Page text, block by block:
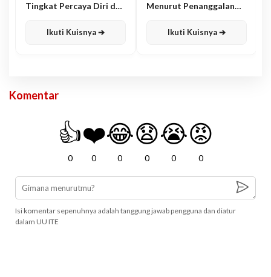
Tingkat Percaya Diri dan
Ikuti Kuisnya ➔
Menurut Penanggalan
Ikuti Kuisnya ➔
Komentar
👍
0
❤️
0
😂
0
😧
0
😭
0
😡
0
Isi komentar sepenuhnya adalah tanggung jawab pengguna dan diatur
dalam UU ITE